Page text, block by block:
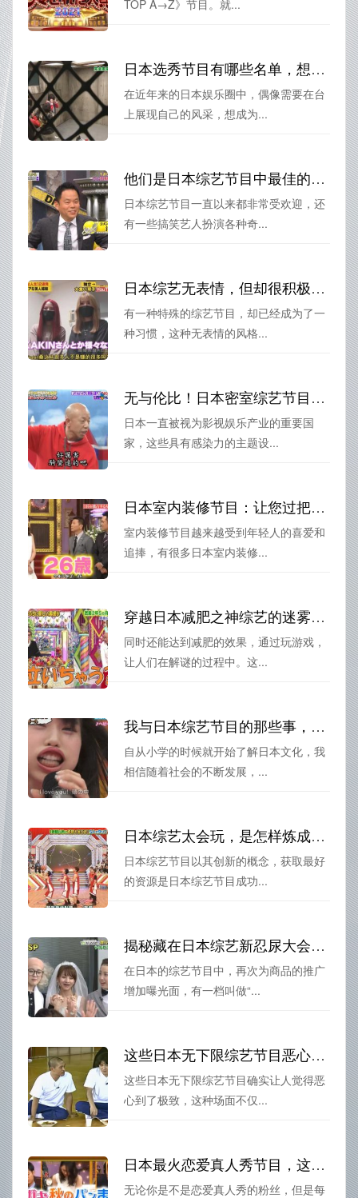
TOP A→Z》节目。就...
日本选秀节目有哪些名单，想成为偶像必须要知道的知识大全
在近年来的日本娱乐圈中，偶像需要在台
上展现自己的风采，想成为...
他们是日本综艺节目中最佳的互动大将，这些搞笑艺人的配合十分默契
日本综艺节目一直以来都非常受欢迎，还
有一些搞笑艺人扮演各种奇...
日本综艺无表情，但却很积极！整蛊节目能让你拥有愉快的心情
有一种特殊的综艺节目，却已经成为了一
种习惯，这种无表情的风格...
无与伦比！日本密室综艺节目独胜天下逐鹿中匠心独具
日本一直被视为影视娱乐产业的重要国
家，这些具有感染力的主题设...
日本室内装修节目：让您过把瘾的装修秀
室内装修节目越来越受到年轻人的喜爱和
追捧，有很多日本室内装修...
穿越日本减肥之神综艺的迷雾，解谜节目名字是啥？
同时还能达到减肥的效果，通过玩游戏，
让人们在解谜的过程中。这...
我与日本综艺节目的那些事，分享我爱的节目
自从小学的时候就开始了解日本文化，我
相信随着社会的不断发展，...
日本综艺太会玩，是怎样炼成的？
日本综艺节目以其创新的概念，获取最好
的资源是日本综艺节目成功...
揭秘藏在日本综艺新忍尿大会里的推销套路
在日本的综艺节目中，再次为商品的推广
增加曝光面，有一档叫做“...
这些日本无下限综艺节目恶心到极致：你能坚持看完吗？
这些日本无下限综艺节目确实让人觉得恶
心到了极致，这种场面不仅...
日本最火恋爱真人秀节目，这些精彩瞬间让你仿佛世界都安静了
无论你是不是恋爱真人秀的粉丝，但是每